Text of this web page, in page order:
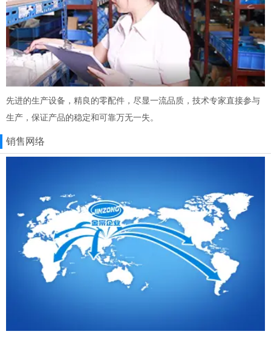
先进的生产设备，精良的零配件，尽显一流品质，技术专家直接参与
生产，保证产品的稳定和可靠万无一失。
销售网络